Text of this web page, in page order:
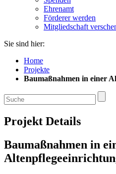
Ehrenamt
Förderer werden
Mitgliedschaft
Sie sind hier:
Home
Projekte
Baumaßnahmen in einer
Projekt Details
Baumaßnahmen in